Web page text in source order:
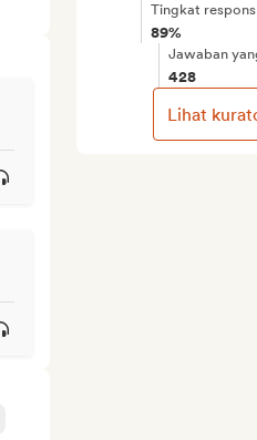
Tingkat respons
89%
Jawaban
428
Lihat